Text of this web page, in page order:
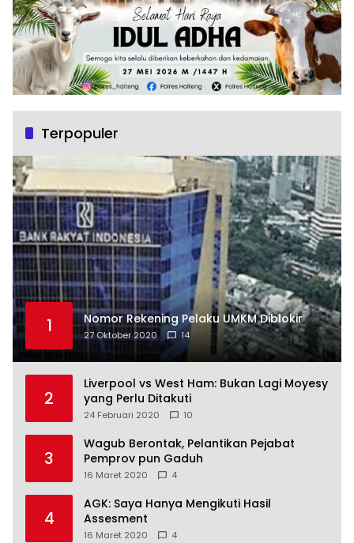
Terpopuler
1 Nomor Rekening Pelaku UMKM Diblokir
27 Oktober 2020 14
2
Liverpool vs West Ham: Bukan Lagi Moyesy
yang Perlu Ditakuti
24 Februari 2020 10
3
Wagub Berontak, Pelantikan Pejabat
Pemprov pun Gaduh
16 Maret 2020 4
4
AGK: Saya Hanya Mengikuti Hasil
Assesment
16 Maret 2020 4